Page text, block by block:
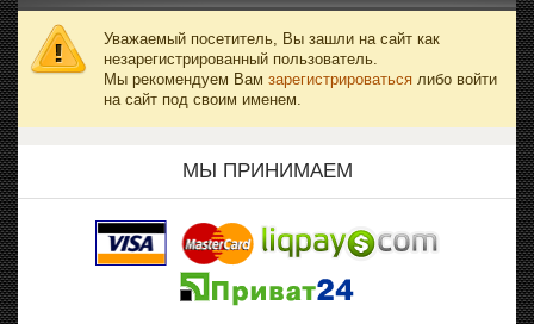
Уважаемый посетитель, Вы зашли на сайт как
незарегистрированный пользователь.
Мы рекомендуем Вам зарегистрироваться либо войти
на сайт под своим именем.
МЫ ПРИНИМАЕМ